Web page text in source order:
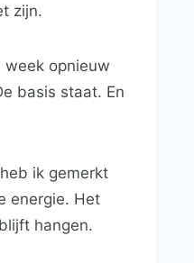
zijn.
opnieuw
basis staat. En
ik gemerkt
energie. Het
hangen.